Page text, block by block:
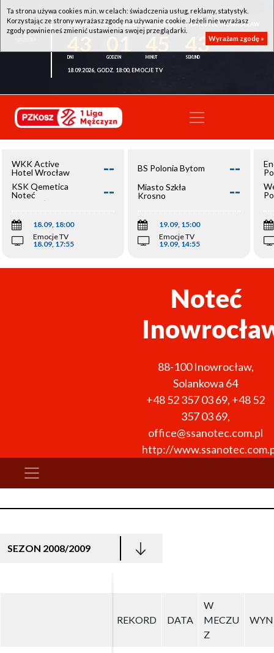
WKK ACTIVE HOTEL WROCŁAW - KSK QEMETICA NOTEĆ INOWROCŁAW
43
18.09.2026, GODZ. 18:00, EMOCJE TV
WKK Active
Hotel Wrocław
--
KSK Qemetica
Noteć
Inowrocław
--
18.09, 18:00
Emocje TV
18.09, 17:55
BS Polonia Bytom --
Miasto Szkła
Krosno
--
19.09, 15:00
Emocje TV
19.09, 14:55
Noteć
88-100 Inowrocław,
Solankowa 64
+48 52 357 03 69, +48 52
357 03 69,
office@ssanotec.com.pl
http://
SEZON 2008/2009
REKORD DATA
W
MECZU
Z
REKORD DATA
W
MECZU
Z
Ta strona używa cookies m.in. w celach: świadczenia usług, reklamy, statystyk.
Korzystając ze strony wyrażasz zgodę na używanie cookie. Jeżeli nie wyrażasz
zgody powinieneś zmienić ustawienia swojej przeglądarki.
Wyrażam zgodę »